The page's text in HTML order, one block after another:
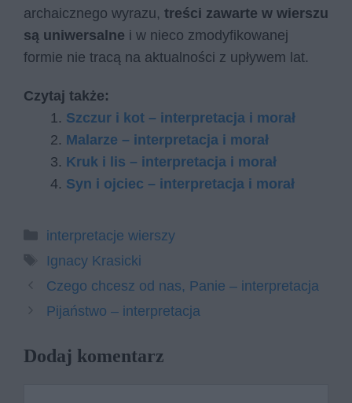
archaicznego wyrazu, treści zawarte w wierszu
są uniwersalne i w nieco zmodyfikowanej
formie nie tracą na aktualności z upływem lat.
Czytaj także:
Szczur i kot – interpretacja i morał
Malarze – interpretacja i morał
Kruk i lis – interpretacja i morał
Syn i ojciec – interpretacja i morał
Kategorie
interpretacje wierszy
Tagi
Ignacy Krasicki
Czego chcesz od nas, Panie – interpretacja
Pijaństwo – interpretacja
Dodaj komentarz